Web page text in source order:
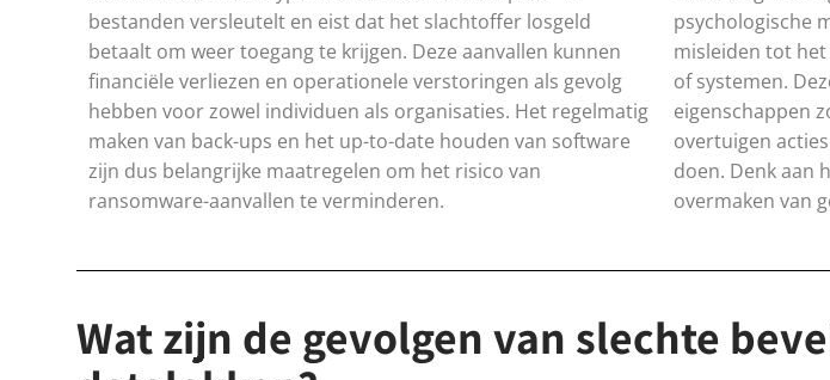
bestanden versleutelt en eist dat het slachtoffer losgeld
betaalt om weer toegang te krijgen. Deze aanvallen kunnen
financiële verliezen en operationele verstoringen als gevolg
hebben voor zowel individuen als organisaties. Het regelmatig
maken van back-ups en het up-to-date houden van software
zijn dus belangrijke maatregelen om het risico van
ransomware-aanvallen te verminderen.
psychologische
misleiden tot
of systemen.
eigenschappen
overtuigen
doen. Denk aan
overmaken van
Wat zijn de gevolgen van slechte